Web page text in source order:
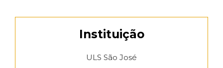
Instituição
ULS São José